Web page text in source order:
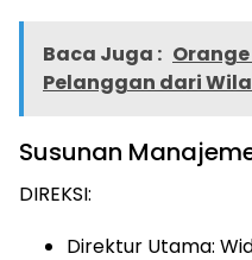
Baca Juga :
Pelanggan dari
Susunan
DIREKSI:
Direktur Utama: